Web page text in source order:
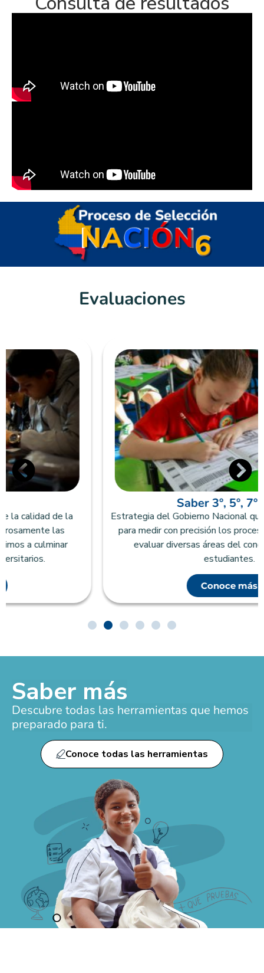
Evaluaciones
Saber 3°, 5°, 7° y 9°
Estrategia del Gobierno Nacional que recopila información
para medir con precisión los procesos de aprendizaje y
evaluar diversas áreas del conocimiento en los
Saber más
Descubre todas las herramientas que hemos
preparado para ti.
Conoce todas las herramientas